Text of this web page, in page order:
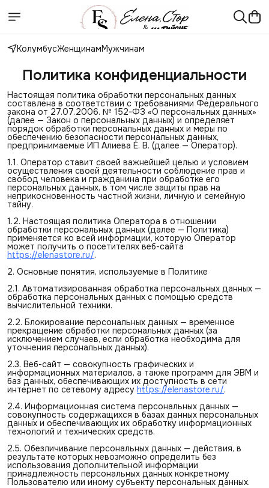
КолумбусЖенщинамМужчинам
Политика конфиденциальности
Настоящая политика обработки персональных данных
составлена в соответствии с требованиями Федерального
закона от 27.07.2006. № 152-ФЗ «О персональных данных»
(далее — Закон о персональных данных) и определяет
порядок обработки персональных данных и меры по
обеспечению безопасности персональных данных,
предпринимаемые ИП Алиева Е. В. (далее — Оператор).
1.1. Оператор ставит своей важнейшей целью и условием
осуществления своей деятельности соблюдение прав и
свобод человека и гражданина при обработке его
персональных данных, в том числе защиты прав на
неприкосновенность частной жизни, личную и семейную
тайну.
1.2. Настоящая политика Оператора в отношении
обработки персональных данных (далее — Политика)
применяется ко всей информации, которую Оператор
может получить о посетителях веб-сайта
https://elenastore.ru/.
2. Основные понятия, используемые в Политике
2.1. Автоматизированная обработка персональных данных —
обработка персональных данных с помощью средств
вычислительной техники.
2.2. Блокирование персональных данных — временное
прекращение обработки персональных данных (за
исключением случаев, если обработка необходима для
уточнения персональных данных).
2.3. Веб-сайт — совокупность графических и
информационных материалов, а также программ для ЭВМ и
баз данных, обеспечивающих их доступность в сети
интернет по сетевому адресу https://elenastore.ru/.
2.4. Информационная система персональных данных —
совокупность содержащихся в базах данных персональных
данных и обеспечивающих их обработку информационных
технологий и технических средств.
2.5. Обезличивание персональных данных — действия, в
результате которых невозможно определить без
использования дополнительной информации
принадлежность персональных данных конкретному
Пользователю или иному субъекту персональных данных.